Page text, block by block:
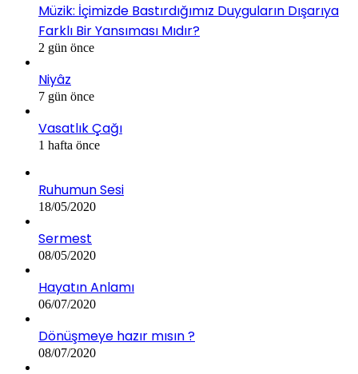
Müzik: İçimizde Bastırdığımız Duyguların Dışarıya
Farklı Bir Yansıması Mıdır?
2 gün önce
Niyâz
7 gün önce
Vasatlık Çağı
1 hafta önce
Ruhumun Sesi
18/05/2020
Sermest
08/05/2020
Hayatın Anlamı
06/07/2020
Dönüşmeye hazır mısın ?
08/07/2020